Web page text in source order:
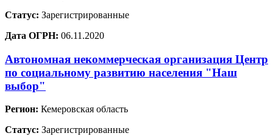
Статус: Зарегистрированные
Дата ОГРН: 06.11.2020
Автономная некоммерческая организация Центр
по социальному развитию населения "Наш
выбор"
Регион: Кемеровская область
Статус: Зарегистрированные